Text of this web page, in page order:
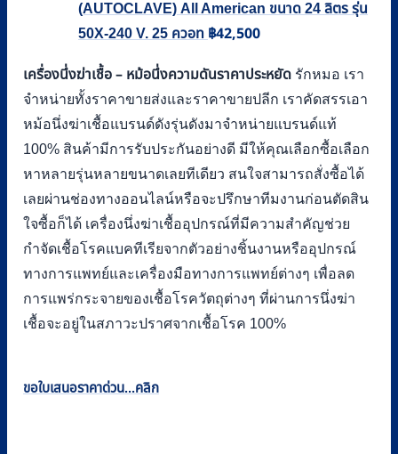
(AUTOCLAVE) All American ขนาด 24 ลิตร รุ่น
50X-240 V. 25 ควอท ฿42,500
เครื่องนึ่งฆ่าเชื้อ – หม้อนึ่งความดันราคาประหยัด รักหมอ เรา
จำหน่ายทั้งราคาขายส่งและราคาขายปลีก เราคัดสรรเอา
หม้อนึ่งฆ่าเชื้อแบรนด์ดังรุ่นดังมาจำหน่ายแบรนด์แท้
100% สินค้ามีการรับประกันอย่างดี มีให้คุณเลือกซื้อเลือก
หาหลายรุ่นหลายขนาดเลยทีเดียว สนใจสามารถสั่งซื้อได้
เลยผ่านช่องทางออนไลน์หรือจะปรึกษาทีมงานก่อนตัดสิน
ใจซื้อก็ได้ เครื่องนึ่งฆ่าเชื้ออุปกรณ์ที่มีความสำคัญช่วย
กำจัดเชื้อโรคแบคทีเรียจากตัวอย่างชิ้นงานหรืออุปกรณ์
ทางการแพทย์และเครื่องมือทางการแพทย์ต่างๆ เพื่อลด
การแพร่กระจายของเชื้อโรควัตถุต่างๆ ที่ผ่านการนึ่งฆ่า
เชื้อจะอยู่ในสภาวะปราศจากเชื้อโรค 100%
ขอใบเสนอราคาด่วน...คลิก